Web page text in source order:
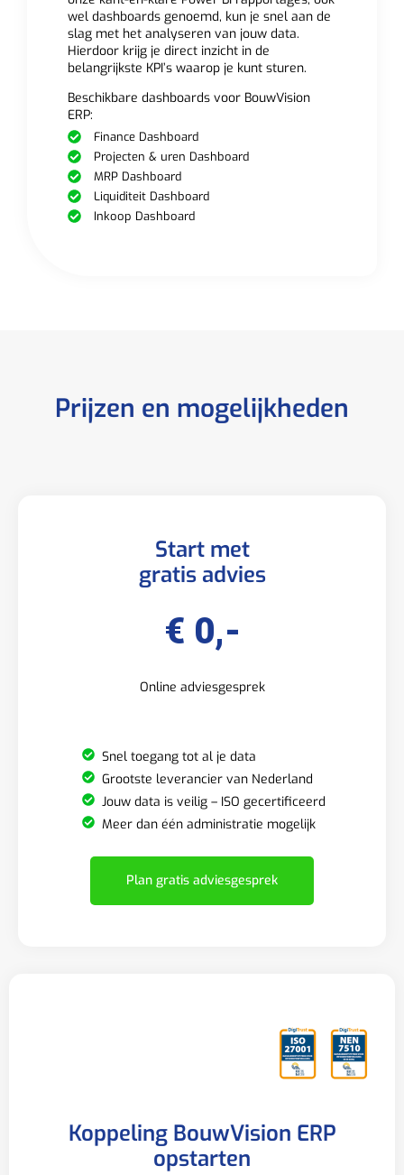
wel dashboards genoemd, kun je snel aan de
slag met het analyseren van jouw data.
Hierdoor krijg je direct inzicht in de
belangrijkste KPI’s waarop je kunt sturen.
Beschikbare dashboards voor BouwVision
ERP:
Finance Dashboard
Projecten & uren Dashboard
MRP Dashboard
Liquiditeit Dashboard
Inkoop Dashboard
Prijzen en mogelijkheden
Start met
gratis advies
€ 0,-
Online adviesgesprek
Snel toegang tot al je data
Grootste leverancier van Nederland
Jouw data is veilig – ISO gecertificeerd
Meer dan één administratie mogelijk
Plan gratis adviesgesprek
Koppeling BouwVision ERP
opstarten